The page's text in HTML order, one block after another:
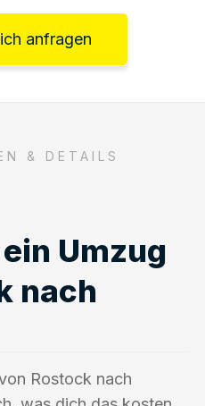
anfragen
& DETAILS
Umzug
nach
Rostock nach